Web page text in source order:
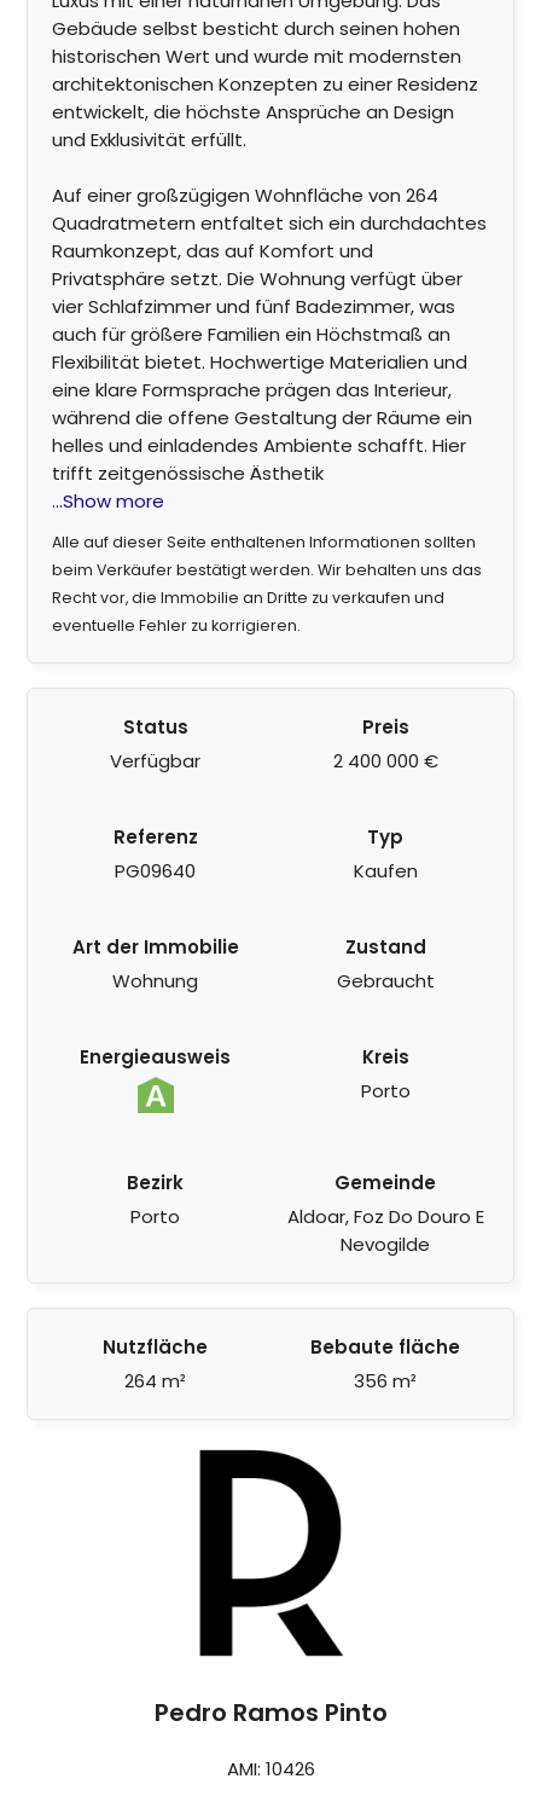
Gebäude selbst besticht durch seinen hohen
historischen Wert und wurde mit modernsten
architektonischen Konzepten zu einer Residenz
entwickelt, die höchste Ansprüche an Design
und Exklusivität erfüllt.
Auf einer großzügigen Wohnfläche von 264
Quadratmetern entfaltet sich ein durchdachtes
Raumkonzept, das auf Komfort und
Privatsphäre setzt. Die Wohnung verfügt über
vier Schlafzimmer und fünf Badezimmer, was
auch für größere Familien ein Höchstmaß an
Flexibilität bietet. Hochwertige Materialien und
eine klare Formsprache prägen das Interieur,
während die offene Gestaltung der Räume ein
helles und einladendes Ambiente schafft. Hier
trifft zeitgenössische Ästhetik
...Show more
Alle auf dieser Seite enthaltenen Informationen sollten
beim Verkäufer bestätigt werden. Wir behalten uns das
Recht vor, die Immobilie an Dritte zu verkaufen und
eventuelle Fehler zu korrigieren.
Status
Verfügbar
Preis
2 400 000 €
Referenz
PG09640
Typ
Kaufen
Art der Immobilie
Wohnung
Zustand
Gebraucht
Energieausweis
Kreis
Porto
Bezirk
Porto
Gemeinde
Aldoar, Foz Do Douro E
Nevogilde
Nutzfläche
264 m²
Bebaute fläche
356 m²
Pedro Ramos Pinto
AMI: 10426